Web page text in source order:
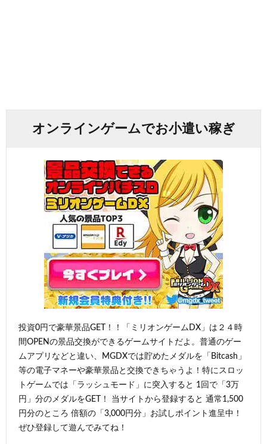
オンラインゲームでお小遣い稼ぎ
投資0円で豪華景品GET！！「ミリオンゲームDX」は２４時
間OPENの景品交換ができるゲームサイトだよ。普通のゲー
ムアプリなどと違い、MGDXでは貯めたメダルを「Bitcash」
等の電子マネーや豪華景品と交換できちゃうよ！特にスロッ
トゲームでは「ラッシュモード」に突入すると 1回で「3万
円」分のメダルをGET！ 当サイトから登録すると 通常1,500
円分のところ 倍額の「3,000円分」お試しポイント進呈中！
ぜひ登録して遊んでみてね！